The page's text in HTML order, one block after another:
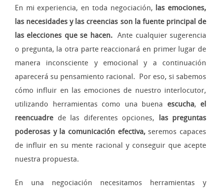
En mi experiencia, en toda negociación, las emociones,
las necesidades y las creencias son la fuente principal de
las elecciones que se hacen. Ante cualquier sugerencia
o pregunta, la otra parte reaccionará en primer lugar de
manera inconsciente y emocional y a continuación
aparecerá su pensamiento racional. Por eso, si sabemos
cómo influir en las emociones de nuestro interlocutor,
utilizando herramientas como una buena escucha, el
reencuadre de las diferentes opciones,
las preguntas
poderosas y la comunicación efectiva,seremos capaces
de influir en su mente racional y conseguir que acepte
nuestra propuesta.
En una negociación necesitamos herramientas y